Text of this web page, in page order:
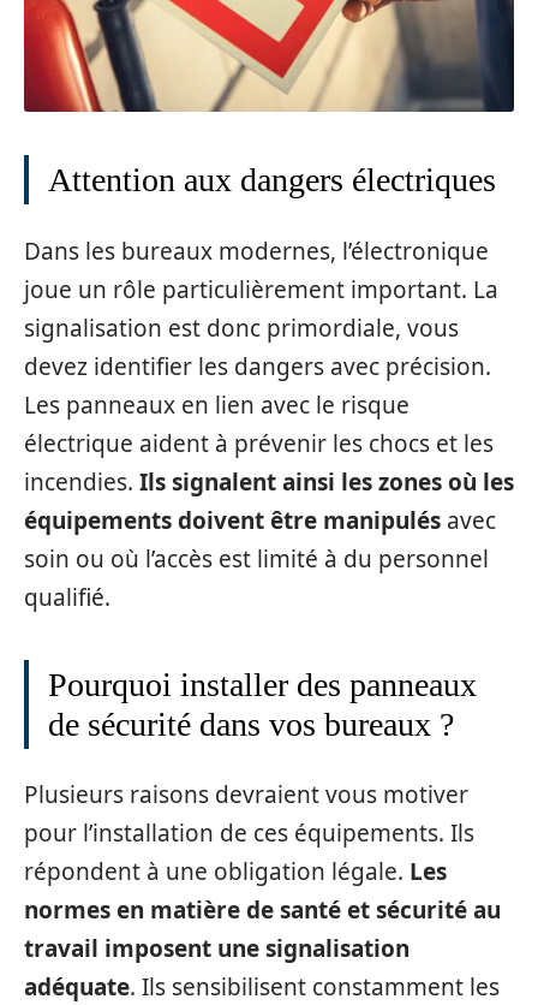
Attention aux dangers électriques
Dans les bureaux modernes, l’électronique
joue un rôle particulièrement important. La
signalisation est donc primordiale, vous
devez identifier les dangers avec précision.
Les panneaux en lien avec le risque
électrique aident à prévenir les chocs et les
incendies. Ils signalent ainsi les zones où les
équipements doivent être manipulés avec
soin ou où l’accès est limité à du personnel
qualifié.
Pourquoi installer des panneaux
de sécurité dans vos bureaux ?
Plusieurs raisons devraient vous motiver
pour l’installation de ces équipements. Ils
répondent à une obligation légale. Les
normes en matière de santé et sécurité au
travail imposent une signalisation
adéquate. Ils sensibilisent constamment les